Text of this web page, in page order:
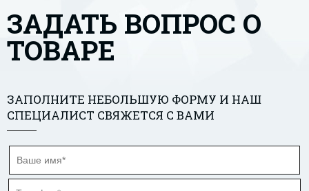
ЗАДАТЬ ВОПРОС О
ТОВАРЕ
ЗАПОЛНИТЕ НЕБОЛЬШУЮ ФОРМУ И НАШ
СПЕЦИАЛИСТ СВЯЖЕТСЯ С ВАМИ